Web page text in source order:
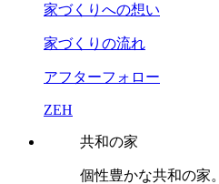
家づくりへの想い
家づくりの流れ
アフターフォロー
ZEH
共和の家
個性豊かな共和の家。